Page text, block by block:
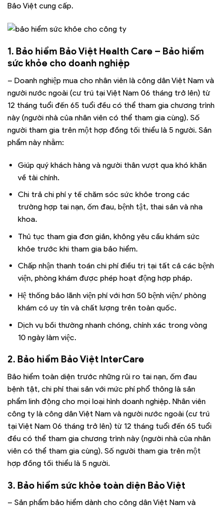
Bảo Việt cung cấp.
1. Bảo hiểm Bảo Việt Health Care – Bảo hiểm
sức khỏe cho doanh nghiệp
– Doanh nghiệp mua cho nhân viên là công dân Việt Nam và
người nước ngoài (cư trú tại Việt Nam 06 tháng trở lên) từ
12 tháng tuổi đến 65 tuổi đều có thể tham gia chương trình
này (người nhà của nhân viên có thể tham gia cùng). Số
người tham gia trên một hợp đồng tối thiểu là 5 người. Sản
phẩm này nhằm:
Giúp quý khách hàng và người thân vượt qua khó khăn
về tài chính.
Chi trả chi phí y tế chăm sóc sức khỏe trong các
trường hợp tai nạn, ốm đau, bệnh tật, thai sản và nha
khoa.
Thủ tục tham gia đơn giản, không yêu cầu khám sức
khỏe trước khi tham gia bảo hiểm.
Chấp nhận thanh toán chi phí điều trị tại tất cả các bệnh
viện, phòng khám được phép hoạt động hợp pháp.
Hệ thống bảo lãnh viện phí với hơn 50 bệnh viện/ phòng
khám có uy tín và chất lượng trên toàn quốc.
Dịch vụ bồi thường nhanh chóng, chính xác trong vòng
10 ngày làm việc.
2. Bảo hiểm Bảo Việt InterCare
Bảo hiểm toàn diện trước những rủi ro tai nạn, ốm đau
bệnh tật, chi phí thai sản với mức phí phổ thông là sản
phẩm linh động cho mọi loại hình doanh nghiệp. Nhân viên
công ty là công dân Việt Nam và người nước ngoài (cư trú
tại Việt Nam 06 tháng trở lên) từ 12 tháng tuổi đến 65 tuổi
đều có thể tham gia chương trình này (người nhà của nhân
viên có thể tham gia cùng). Số người tham gia trên một
hợp đồng tối thiểu là 5 người.
3. Bảo hiểm sức khỏe toàn diện Bảo Việt
– Sản phẩm bảo hiểm dành cho công dân Việt Nam và